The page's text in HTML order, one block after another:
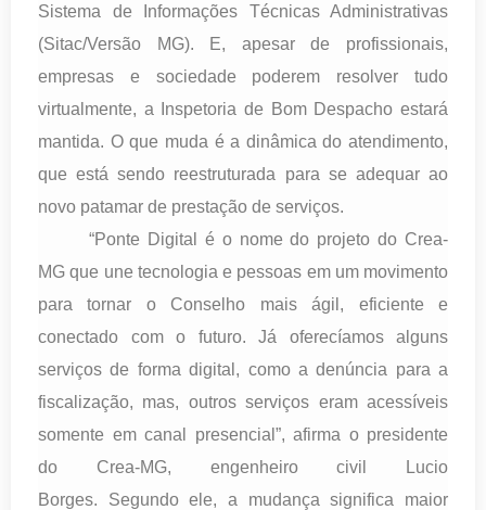
Sistema de Informações Técnicas Administrativas
(Sitac/Versão MG).
E, apesar de profissionais,
empresas e sociedade poderem resolver tudo
virtualmente, a Inspetoria de Bom Despacho estará
mantida. O que muda é a dinâmica do atendimento,
que está sendo reestruturada para se adequar ao
novo patamar de prestação de serviços.
“Ponte Digital é o nome do projeto do Crea-
MG que une tecnologia e pessoas em um movimento
para tornar o Conselho mais ágil, eficiente e
conectado com o futuro. Já oferecíamos alguns
serviços de forma digital, como a denúncia para a
fiscalização, mas, outros serviços eram acessíveis
somente em canal presencial”, afirma o presidente
do Crea-MG, engenheiro civil Lucio
Borges. Segundo ele, a mudança significa maior